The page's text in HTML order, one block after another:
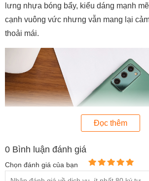
lưng nhựa bóng bẩy, kiểu dáng mạnh
cạnh vuông vức nhưng vẫn mang lại
thoải mái.
Đọc thêm
0 Bình luận đánh giá
Chọn đánh giá của bạn